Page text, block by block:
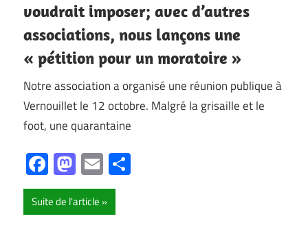
voudrait imposer; avec d’autres
associations, nous lançons une
« pétition pour un moratoire »
Notre association a organisé une réunion publique à
Vernouillet le 12 octobre. Malgré la grisaille et le
foot, une quarantaine
Facebook
Mastodon
Email
Suite de l'article